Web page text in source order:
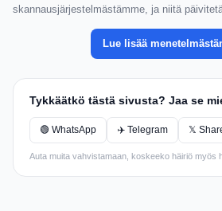
skannausjärjestelmästämme, ja niitä
Lue lisää
Tykkäätkö tästä sivusta? Jaa se
🟢 WhatsApp ✈️ Telegram 𝕏
Auta muita vahvistamaan, koskeeko häiriö myös